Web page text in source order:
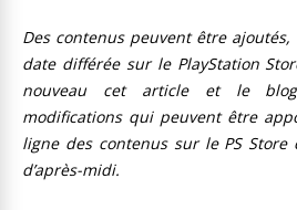
Des contenus peuvent être
date différée sur le PlayStation
nouveau cet article et le
modifications qui peuvent être
ligne des contenus sur le PS
d’après-midi.